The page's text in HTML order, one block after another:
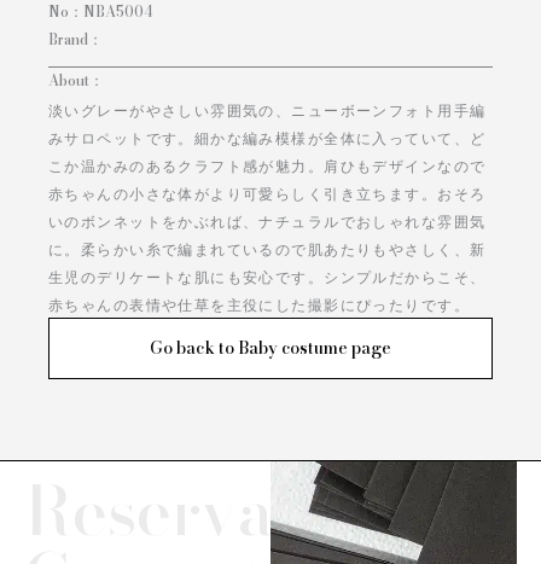
No： NBA5004
Brand：
About：
淡いグレーがやさしい雰囲気の、ニューボーンフォト用手編
みサロペットです。細かな編み模様が全体に入っていて、ど
こか温かみのあるクラフト感が魅力。肩ひもデザインなので
赤ちゃんの小さな体がより可愛らしく引き立ちます。おそろ
いのボンネットをかぶれば、ナチュラルでおしゃれな雰囲気
に。柔らかい糸で編まれているので肌あたりもやさしく、新
生児のデリケートな肌にも安心です。シンプルだからこそ、
赤ちゃんの表情や仕草を主役にした撮影にぴったりです。
Go back to Baby costume page
Reservation/